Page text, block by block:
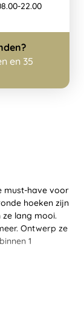
must-have voor
hoeken zijn
lang mooi.
Ontwerp ze
1
22.00
en 35